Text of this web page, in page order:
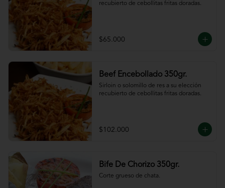
recubierto de cebollitas fritas doradas.
$65.000
Beef Encebollado 350gr.
Sirloin o solomillo de res a su elección
recubierto de cebollitas fritas doradas.
$102.000
Bife De Chorizo 350gr.
Corte grueso de chata.